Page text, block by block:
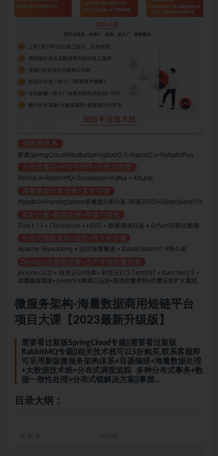
微服务架构-海量数据商用短链平台
项目大课【2023最新升级版】
需要看过新版SpringCloud专题||需要看过新版
RabbitMQ专题||相关技术栈可以5折购买,联系客服即
可采用新版微服务架构体系+容器编排+海量数据处理
+大数据技术栈+分布式调度追踪 多种分布式事务+数
据一致性处理+分布式锁解决方案||掌握…
目录大纲：